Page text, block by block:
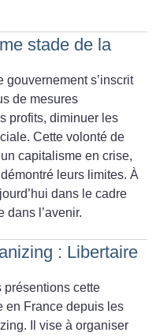
stade de la
gouvernement s’inscrit
de mesures
profits, diminuer les
Cette volonté de
capitalisme en crise,
leurs limites. À
dans le cadre
dans l’avenir.
: Libertaire
présentions cette
en France depuis les
Il vise à organiser